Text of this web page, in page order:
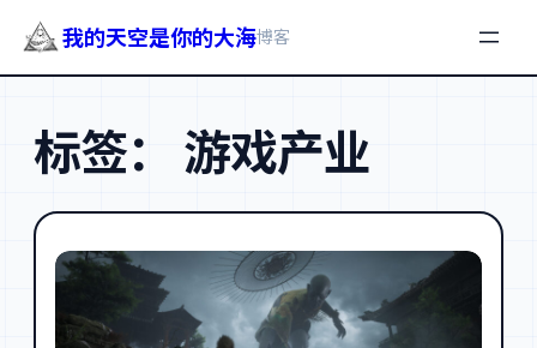
我的天空是你的大海博客
标签： 游戏产业